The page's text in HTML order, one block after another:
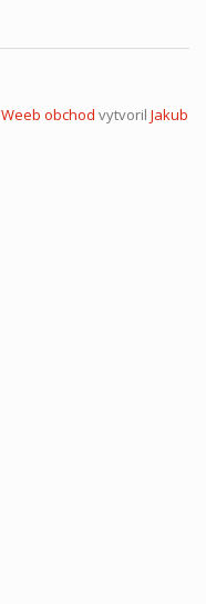
Weeb obchod vytvoril Jakub